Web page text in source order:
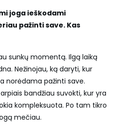
joga ieškodami
pažinti save. Kas
sunkų momentą. Ilgą laiką
Nežinojau, ką daryti, kur
norėdama pažinti save.
bandžiau suvokti, kur yra
kompleksuota. Po tam tikro
mečiau.